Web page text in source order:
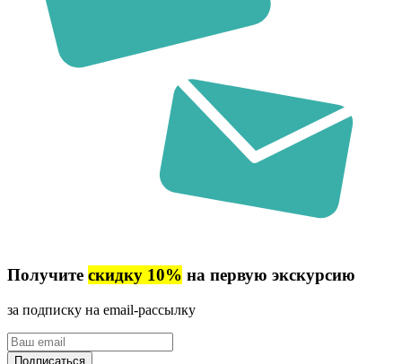
Получите скидку 10% на первую экскурсию
за подписку на email-рассылку
Ваш
email
Подписаться